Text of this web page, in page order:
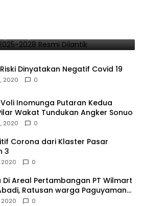
2025 0
Dinyatakan Negatif Covid 19
2020 0
Inomunga Putaran Kedua
Wakat Tundukan Angker Sonuo
2020 0
Corona dari Klaster Pasar
3
2020 0
Di Areal Pertambangan PT Wilmart
Ratusan warga Paguyaman
Hal Ini
2020 0